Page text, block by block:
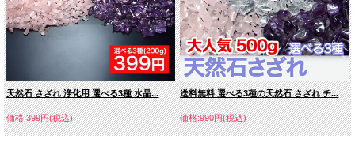
天然石 さざれ 浄化用 選べる3種 水晶...
価格:399円(税込)
送料無料 選べる3種の天然石 さざれ チ...
価格:990円(税込)